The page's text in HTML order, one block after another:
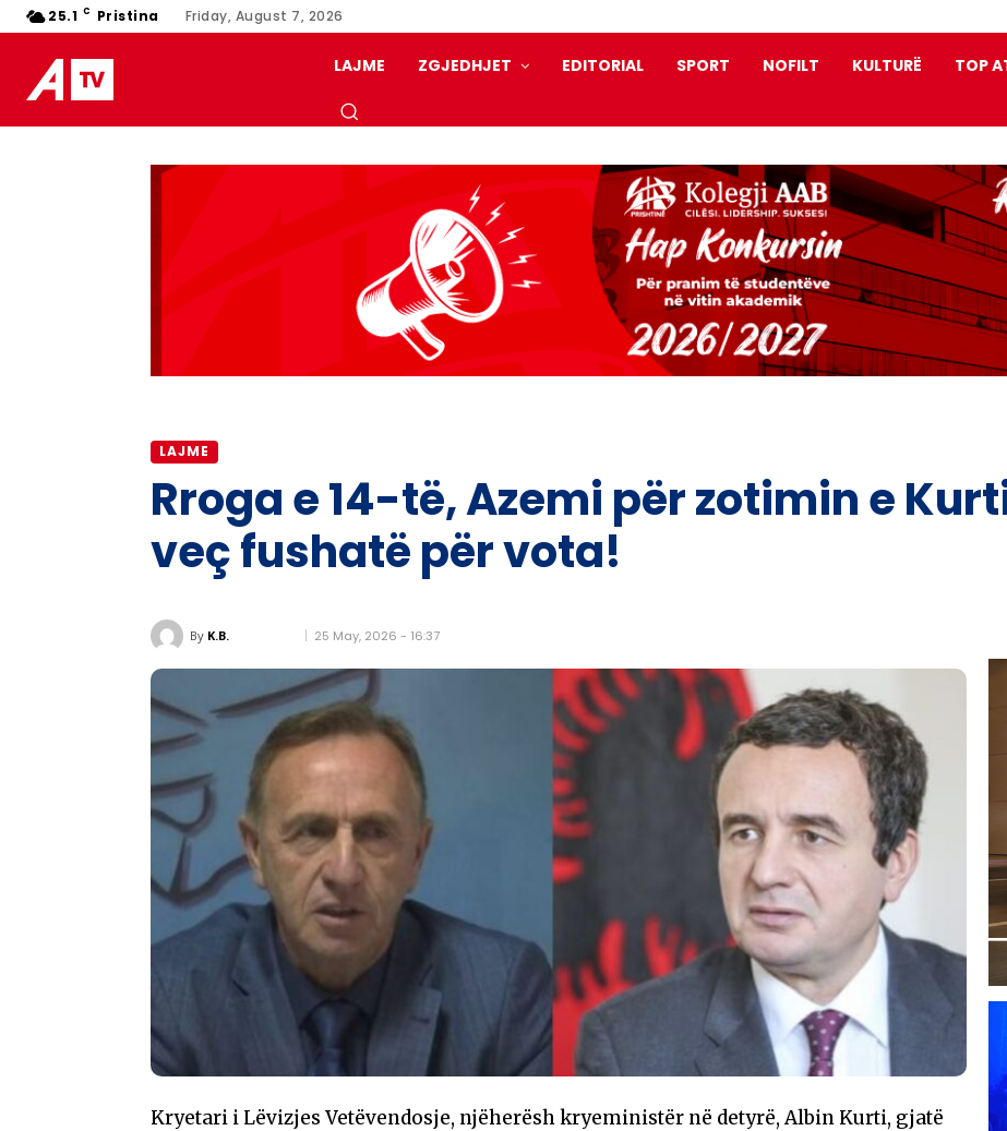
25.1 C Pristina Friday, August 7, 2026
LAJME ZGJEDHJET EDITORIAL SPORT NOFILT KULTURË TOP
LAJME
Rroga e 14-të, Azemi për zotimin e
veç fushatë për vota!
By K.B. 25 May, 2026 - 16:37
Kryetari i Lëvizjes Vetëvendosje, njëherësh kryeministër në detyrë, Albin Kurti, gjatë